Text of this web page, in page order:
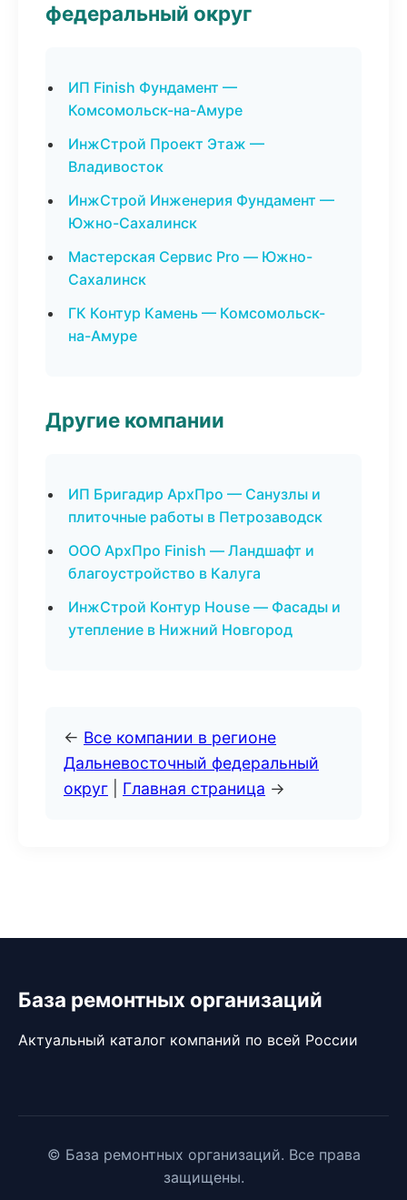
федеральный округ
ИП Finish Фундамент —
Комсомольск-на-Амуре
ИнжСтрой Проект Этаж —
Владивосток
ИнжСтрой Инженерия Фундамент —
Южно-Сахалинск
Мастерская Сервис Pro — Южно-
Сахалинск
ГК Контур Камень — Комсомольск-
на-Амуре
Другие компании
ИП Бригадир АрхПро — Санузлы и
плиточные работы в Петрозаводск
ООО АрхПро Finish — Ландшафт и
благоустройство в Калуга
ИнжСтрой Контур House — Фасады и
утепление в Нижний Новгород
← Все компании в регионе
Дальневосточный федеральный
округ
Главная страница →
База ремонтных организаций
Актуальный каталог компаний по всей России
© База ремонтных организаций. Все права
защищены.